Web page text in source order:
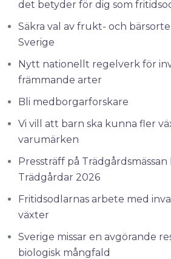
det betyder för dig som
Säkra val av frukt- och
Sverige
Nytt nationellt regelverk för
främmande arter
Bli medborgarforskare
Vi vill att barn ska kunna fler
varumärken
Pressträff på Trädgårdsmässan
Trädgårdar 2026
Fritidsodlarnas arbete med
växter
Sverige missar en avgörande
biologisk mångfald